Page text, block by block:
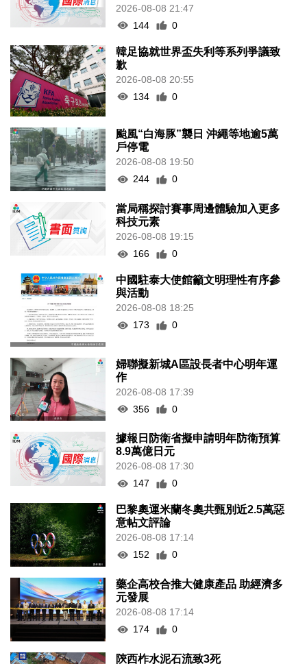
2026-08-08 21:47
144
0
韓足協就世界盃失利等系列爭議致
歉
2026-08-08 20:55
134
0
颱風“白海豚”襲日 沖繩等地逾5萬
戶停電
2026-08-08 19:50
244
0
當局稱探討賽事周邊體驗加入更多
科技元素
2026-08-08 19:15
166
0
中國駐泰大使館籲文明理性有序參
與活動
2026-08-08 18:25
173
0
婦聯擬新城A區設長者中心明年運
作
2026-08-08 17:39
356
0
據報日防衛省擬申請明年防衛預算
8.9萬億日元
2026-08-08 17:30
147
0
巴黎奧運米蘭冬奧共甄別近2.5萬惡
意帖文評論
2026-08-08 17:14
152
0
藥企高校合推大健康產品 助經濟多
元發展
2026-08-08 17:14
174
0
陝西柞水泥石流致3死